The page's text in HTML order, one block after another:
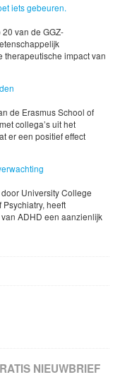
iets gebeuren.
van de GGZ-
therapeutische impact van
de Erasmus School of
collega’s uit het
er een positief effect
University College
heeft
ADHD een aanzienlijk
NIEUWBRIEF